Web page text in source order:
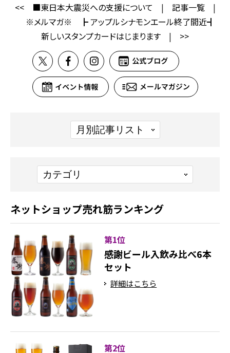
<< ■東日本大震災への支援について | 記事一覧|
※メルマガ※ ┣ アップルシナモンエール終了間近┫
新しいスタンプカードはじまります | >>
ネットショップ売れ筋ランキング
第1位
感謝ビール入飲み比べ6本
セット
詳細はこちら
第2位